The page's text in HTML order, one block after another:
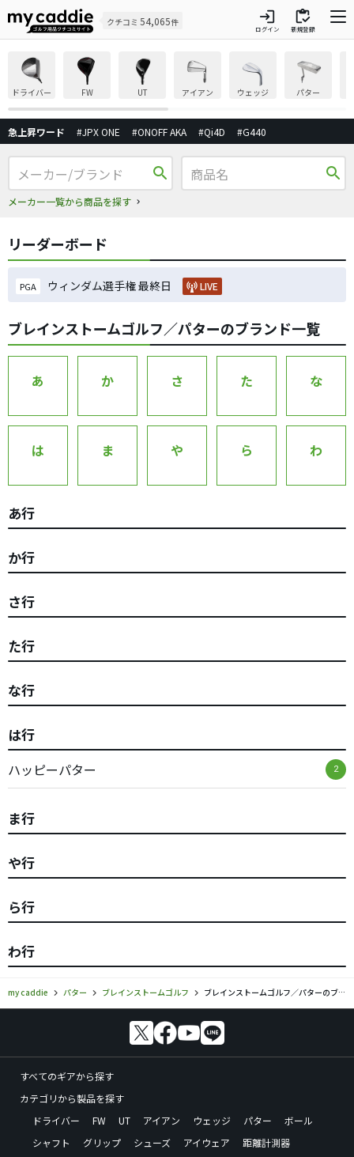
クチコミ 54,065件 login
ログイン
inventory
新規登録
ドライバー FW UT アイアン ウェッジ パター
急上昇ワード #JPX ONE #ONOFF AKA #Qi4D #G440
search
メーカー一覧から商品を探す
search
リーダーボード
PGA ウィンダム選手権 最終日 LIVE
ブレインストームゴルフ／パターのブランド一覧
あ か さ た な
は ま や ら わ
あ行
か行
さ行
た行
な行
は行
ハッピーパター 2
ま行
や行
ら行
わ行
my caddie パター ブレインストームゴルフ ブレインストームゴルフ／パターのブランド一覧
すべてのギアから探す
カテゴリから製品を探す
ドライバー
FW UT アイアン ウェッジ パター
ボール
シャフト
グリップ シューズ アイウェア
距離計測器